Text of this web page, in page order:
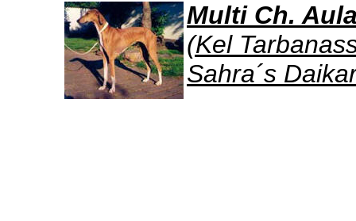
Multi Ch.
(Kel
Sahra´s